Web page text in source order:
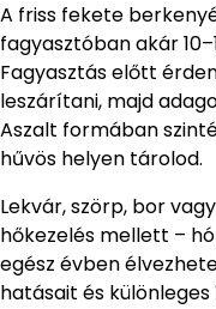
A friss fekete
fagyasztóban akár
Fagyasztás előtt
leszárítani, majd
Aszalt formában
hűvös helyen tárolod.
Lekvár, szörp, bor
hőkezelés mellett –
egész évben
hatásait és különleges